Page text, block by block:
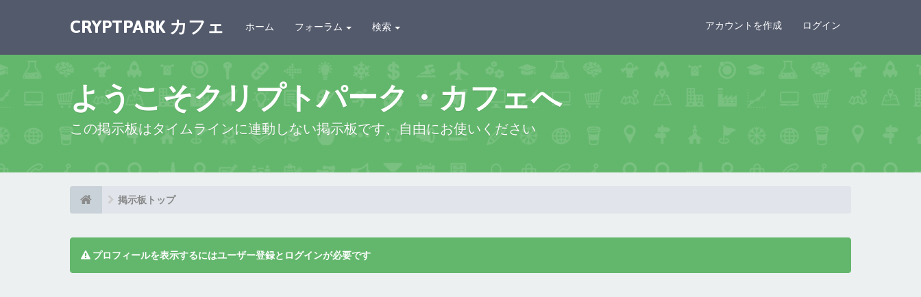
CRYPTPARK カフェ ホーム フォーラム 検索 アカウントを作成 ログイン
ようこそクリプトパーク・カフェへ
この掲示板はタイムラインに連動しない掲示板です、自由にお使いください
掲示板トップ
プロフィールを表示するにはユーザー登録とログインが必要です